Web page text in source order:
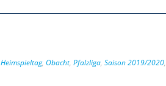
Heimspieltag, Obacht, Pfalzliga, Saison 2019/2020,